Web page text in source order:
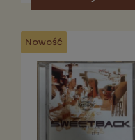
Nowość